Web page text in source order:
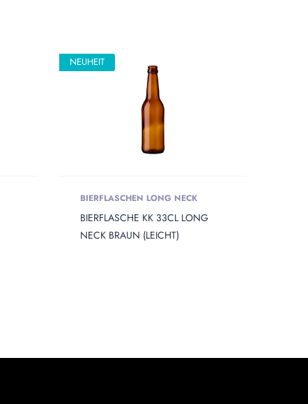
NEUHEIT
BIERFLASCHEN LONG NECK
BIERFLASCHE KK 33CL LONG
NECK BRAUN (LEICHT)